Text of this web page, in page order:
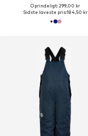
Oprindeligt: 299,00 kr
Sidste laveste pris:184,50 kr